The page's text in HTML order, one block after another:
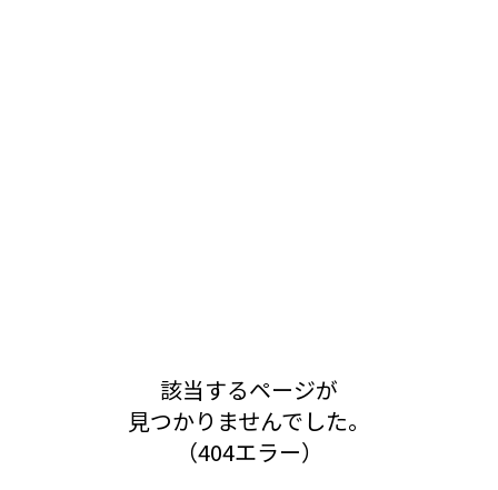
該当するページが
見つかりませんでした。
（404エラー）